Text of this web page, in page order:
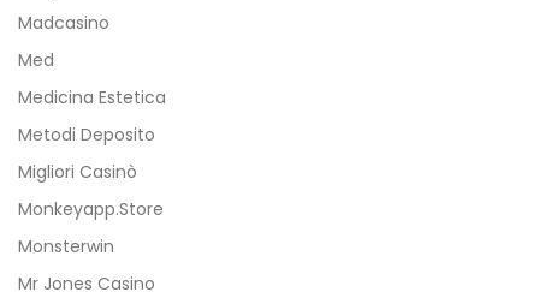
Madcasino
Med
Medicina Estetica
Metodi Deposito
Migliori Casinò
Monkeyapp.store
Monsterwin
Mr Jones Casino